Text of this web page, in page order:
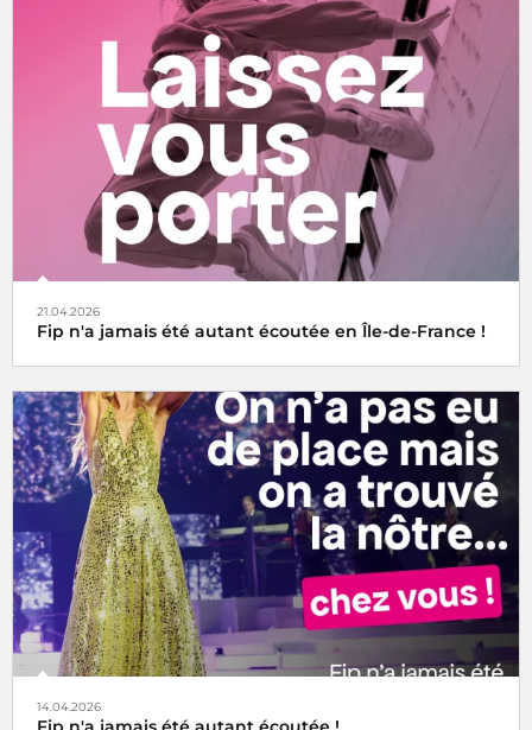
21.04.2026
Fip n'a jamais été autant écoutée en Île-de-France !
14.04.2026